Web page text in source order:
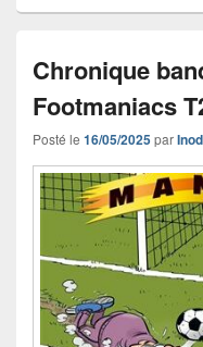
Chronique
Footmaniacs
Posté le 16/05/2025parInod